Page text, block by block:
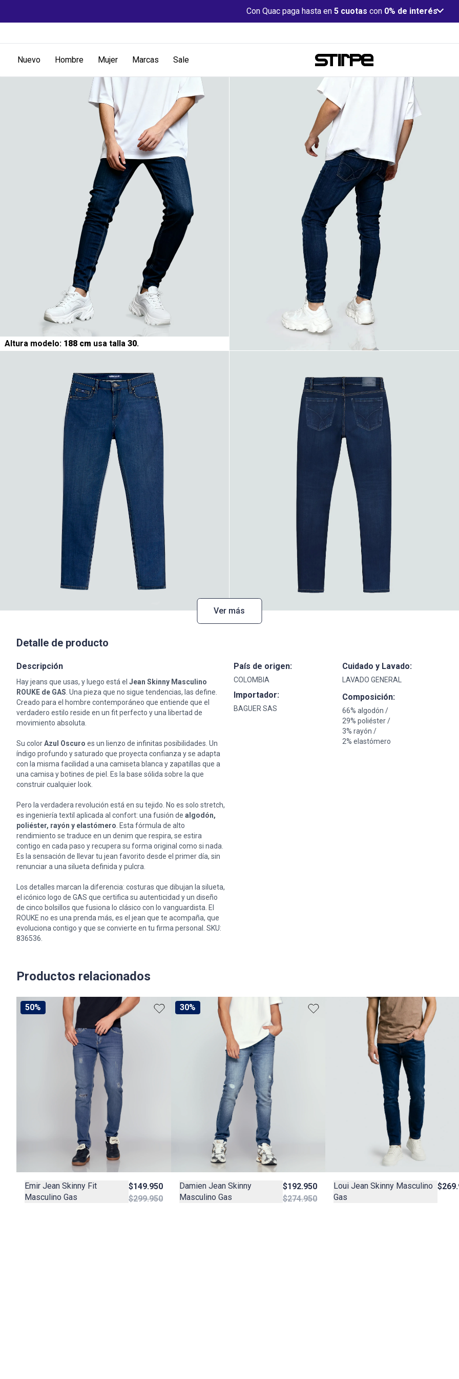
Con Quac paga hasta en 5 cuotas con 0% de interés
Nuevo Hombre Mujer Marcas Sale
Altura modelo: 188 cm usa talla 30.
Ver más
Detalle de producto
Descripción
Hay jeans que usas, y luego está el Jean Skinny Masculino
ROUKE de GAS. Una pieza que no sigue tendencias, las define.
Creado para el hombre contemporáneo que entiende que el
verdadero estilo reside en un fit perfecto y una libertad de
movimiento absoluta.
Su colorAzul Oscuro es un lienzo de infinitas posibilidades. Un
índigo profundo y saturado que proyecta confianza y se adapta
con la misma facilidad a una camiseta blanca y zapatillas que a
una camisa y botines de piel. Es la base sólida sobre la que
construir cualquier look.
Pero la verdadera revolución está en su tejido. No es solo stretch,
es ingeniería textil aplicada al confort: una fusión de algodón,
poliéster, rayón y elastómero. Esta fórmula de alto
rendimiento se traduce en un denim que respira, se estira
contigo en cada paso y recupera su forma original como si nada.
Es la sensación de llevar tu jean favorito desde el primer día, sin
renunciar a una silueta definida y pulcra.
Los detalles marcan la diferencia: costuras que dibujan la silueta,
el icónico logo de GAS que certifica su autenticidad y un diseño
de cinco bolsillos que fusiona lo clásico con lo vanguardista. El
ROUKE no es una prenda más, es el jean que te acompaña, que
evoluciona contigo y que se convierte en tu firma personal. SKU:
836536.
País de origen:
COLOMBIA
Importador:
BAGUER SAS
Cuidado y Lavado:
LAVADO GENERAL
Composición:
66% algodón /
29% poliéster /
3% rayón /
2% elastómero
Productos relacionados
50%
Emir Jean Skinny Fit
Masculino Gas
$149.950
$299.950
30%
Damien Jean Skinny
Masculino Gas
$192.950
$274.950
Loui Jean Skinny Masculino
Gas